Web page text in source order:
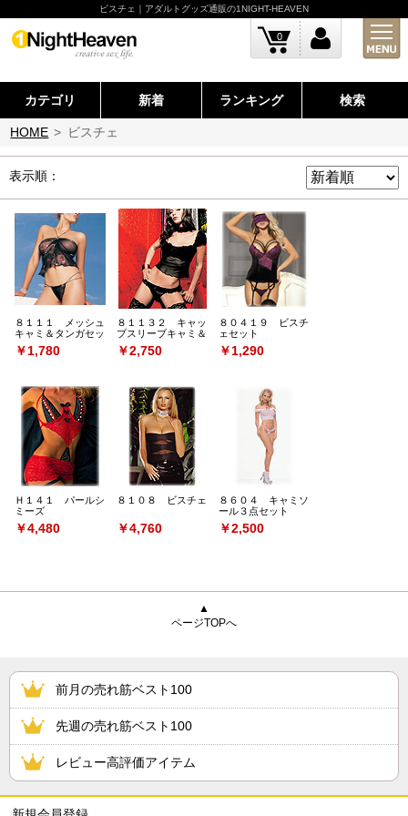
ビスチェ｜アダルトグッズ通販の1NIGHT-HEAVEN
0
カテゴリ 新着 ランキング 検索
HOME > ビスチェ
表示順：
８１１１ メッシュ
キャミ＆タンガセッ
ト
￥1,780
８１１３２ キャッ
プスリーブキャミ＆
パンティ
￥2,750
８０４１９ ビスチ
ェセット
￥1,290
Ｈ１４１ パールシ
ミーズ
￥4,480
８１０８ ビスチェ
￥4,760
８６０４ キャミソ
ール３点セット
￥2,500
▲
ページTOPへ
前月の売れ筋ベスト100
先週の売れ筋ベスト100
レビュー高評価アイテム